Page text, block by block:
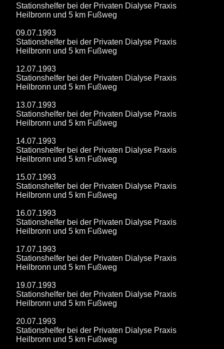
Stationshelfer bei der Privaten Dialyse Praxis
Heilbronn und 5 km Fußweg
09.07.1993
Stationshelfer bei der Privaten Dialyse Praxis
Heilbronn und 5 km Fußweg
12.07.1993
Stationshelfer bei der Privaten Dialyse Praxis
Heilbronn und 5 km Fußweg
13.07.1993
Stationshelfer bei der Privaten Dialyse Praxis
Heilbronn und 5 km Fußweg
14.07.1993
Stationshelfer bei der Privaten Dialyse Praxis
Heilbronn und 5 km Fußweg
15.07.1993
Stationshelfer bei der Privaten Dialyse Praxis
Heilbronn und 5 km Fußweg
16.07.1993
Stationshelfer bei der Privaten Dialyse Praxis
Heilbronn und 5 km Fußweg
17.07.1993
Stationshelfer bei der Privaten Dialyse Praxis
Heilbronn und 5 km Fußweg
19.07.1993
Stationshelfer bei der Privaten Dialyse Praxis
Heilbronn und 5 km Fußweg
20.07.1993
Stationshelfer bei der Privaten Dialyse Praxis
Heilbronn und 5 km Fußweg